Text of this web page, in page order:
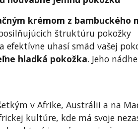
krémom z bambuckého
štruktúru pokožky
efektívne uhasí smäd vašej
hladká pokožka. Jeho
v Afrike, Austrálii a na
kultúre, kde má svoje